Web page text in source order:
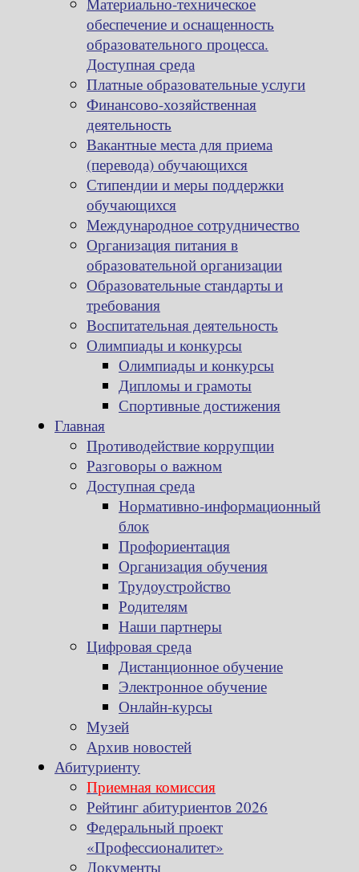
обеспечение и оснащенность
образовательного процесса.
Доступная среда
Платные образовательные услуги
Финансово-хозяйственная
деятельность
Вакантные места для приема
(перевода) обучающихся
Стипендии и меры поддержки
обучающихся
Международное сотрудничество
Организация питания в
образовательной организации
Образовательные стандарты и
требования
Воспитательная деятельность
Олимпиады и конкурсы
Олимпиады и конкурсы
Дипломы и грамоты
Спортивные достижения
Главная
Противодействие коррупции
Разговоры о важном
Доступная среда
Нормативно-информационный
блок
Профориентация
Организация обучения
Трудоустройство
Родителям
Наши партнеры
Цифровая среда
Дистанционное обучение
Электронное обучение
Онлайн-курсы
Музей
Архив новостей
Абитуриенту
Приемная комиссия
Рейтинг абитуриентов 2026
Федеральный проект
«Профессионалитет»
Документы